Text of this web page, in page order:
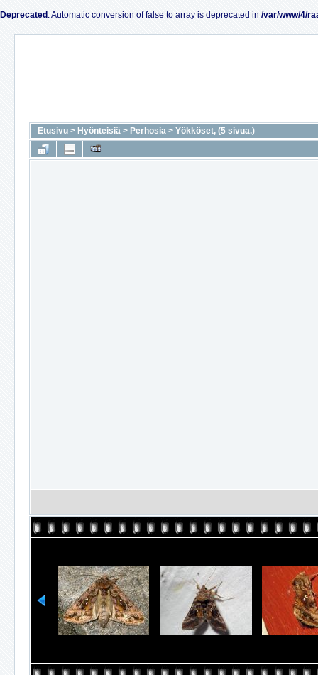
Deprecated : Automatic conversion of false to array is deprecated in /var/www/4/
Etusivu > Hyönteisiä > Perhosia > Yökköset, (5 sivua.)